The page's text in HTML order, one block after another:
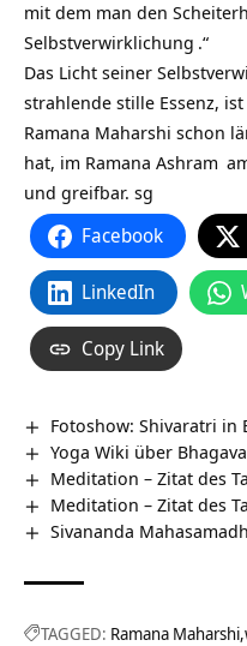
mit dem man den
Selbstverwirklichung .“
Das Licht seiner
strahlende stille Essenz,
Ramana Maharshi schon
hat, im Ramana Ashram
und greifbar. sg
Facebook
LinkedIn
Copy Link
Fotoshow: Shivaratri in
Yoga Wiki über
Meditation – Zitat des
Meditation – Zitat des
Sivananda
TAGGED: Ramana Maharshi